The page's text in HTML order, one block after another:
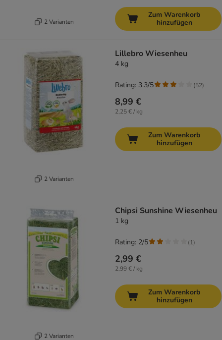
2 Varianten
Zum Warenkorb
hinzufügen
2 Varianten
Lillebro Wiesenheu
4 kg
8,99 €
2,25 € / kg
Rating: 3.3/5 (52)
Zum Warenkorb
hinzufügen
2 Varianten
Chipsi Sunshine Wiesenheu
1 kg
2,99 €
2,99 € / kg
Rating: 2/5 (1)
Zum Warenkorb
hinzufügen